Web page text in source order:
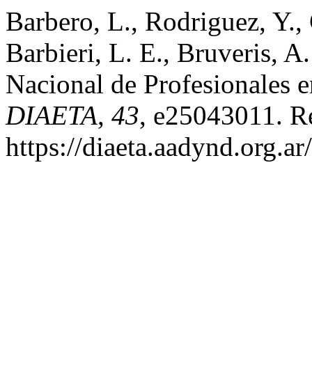
Barbero, L., Rodriguez,
Barbieri, L. E., Bruveris,
Nacional de Profesionales
DIAETA, 43, e25043011.
https://